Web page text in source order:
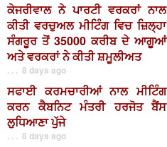
ਕੇਜਰੀਵਾਲ ਨੇ ਪਾਰਟੀ ਵਰਕਰਾਂ ਨਾਲ
ਕੀਤੀ ਵਰਚੁਅਲ ਮੀਟਿੰਗ ਵਿਚ ਜ਼ਿਲ੍ਹਾ
ਸੰਗਰੂਰ ਤੋਂ 35000 ਕਰੀਬ ਦੇ ਆਗੂਆਂ
ਅਤੇ ਵਰਕਰਾਂ ਨੇ ਕੀਤੀ ਸ਼ਮੂਲੀਅਤ
. . . 8 days ago
ਸਫਾਈ ਕਰਮਚਾਰੀਆਂ ਨਾਲ ਮੀਟਿੰਗ
ਕਰਨ ਕੈਬਨਿਟ ਮੰਤਰੀ ਹਰਜੋਤ ਬੈਂਸ
ਲੁਧਿਆਣਾ ਪੁੱਜੇ
. . . 8 days ago